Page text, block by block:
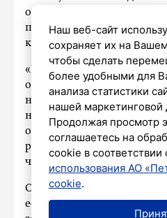
окружающих или
порядок, такие
квалифицированы как
«Мелким хулиганством
общественного
неуважение к
нецензурной бранью в
оскорбительным
равно уничтожением
чужого имущества», –
Он также подчеркнул,
есть примеры
Наш веб-сайт
сохраняет их на
чтобы сделать
более удобными для
анализа статистики
нашей маркетинговой
Продолжая просмотр
соглашаетесь на
cookie в соответствии
использования АО
cookie.